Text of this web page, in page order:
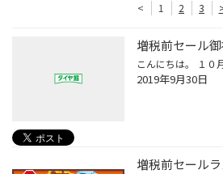
< 1 2 3
増税前セール
2019年9月30日
増税前セール